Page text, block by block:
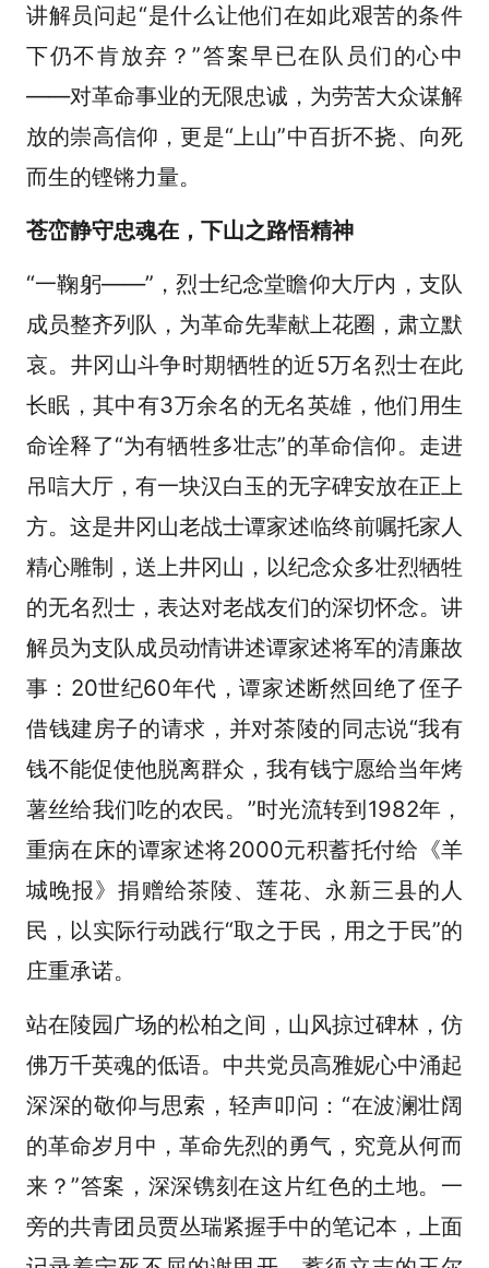
讲解员问起“是什么让他们在如此艰苦的条件
下仍不肯放弃？”答案早已在队员们的心中
——对革命事业的无限忠诚，为劳苦大众谋解
放的崇高信仰，更是“上山”中百折不挠、向死
而生的铿锵力量。
苍峦静守忠魂在，下山之路悟精神
“一鞠躬——”，烈士纪念堂瞻仰大厅内，支队
成员整齐列队，为革命先辈献上花圈，肃立默
哀。井冈山斗争时期牺牲的近5万名烈士在此
长眠，其中有3万余名的无名英雄，他们用生
命诠释了“为有牺牲多壮志”的革命信仰。走进
吊唁大厅，有一块汉白玉的无字碑安放在正上
方。这是井冈山老战士谭家述临终前嘱托家人
精心雕制，送上井冈山，以纪念众多壮烈牺牲
的无名烈士，表达对老战友们的深切怀念。讲
解员为支队成员动情讲述谭家述将军的清廉故
事：20世纪60年代，谭家述断然回绝了侄子
借钱建房子的请求，并对茶陵的同志说“我有
钱不能促使他脱离群众，我有钱宁愿给当年烤
薯丝给我们吃的农民。”时光流转到1982年，
重病在床的谭家述将2000元积蓄托付给《羊
城晚报》捐赠给茶陵、莲花、永新三县的人
民，以实际行动践行“取之于民，用之于民”的
庄重承诺。
站在陵园广场的松柏之间，山风掠过碑林，仿
佛万千英魂的低语。中共党员高雅妮心中涌起
深深的敬仰与思索，轻声叩问：“在波澜壮阔
的革命岁月中，革命先烈的勇气，究竟从何而
来？”答案，深深镌刻在这片红色的土地。一
旁的共青团员贾丛瑞紧握手中的笔记本，上面